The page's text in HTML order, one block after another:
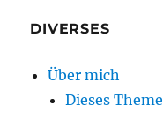
DIVERSES
Über mich
Dieses Theme